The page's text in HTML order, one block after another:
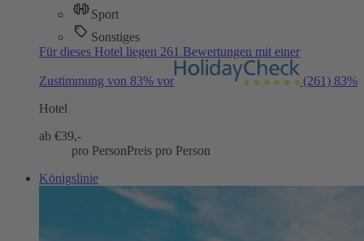
Sport
Sonstiges
Für dieses Hotel liegen 261 Bewertungen mit einer
Zustimmung von 83% vor (261) 83%
Hotel
ab €39,-
pro PersonPreis pro Person
Königslinie